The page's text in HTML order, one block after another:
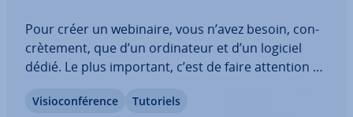
Pour créer un webinaire, vous n’avez besoin, con­
crè­te­ment, que d’un or­di­na­teur et d’un logiciel
dédié. Le plus important, c’est de faire attention à
webinaire. Nous vous pré­sen­tons les conseils clés
Vi­sio­con­fé­rence Tutoriels